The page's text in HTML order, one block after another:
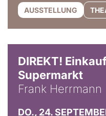
AUSSTELLUNG
DIREKT!
Supermarkt
Frank Herrmann
DO., 24.